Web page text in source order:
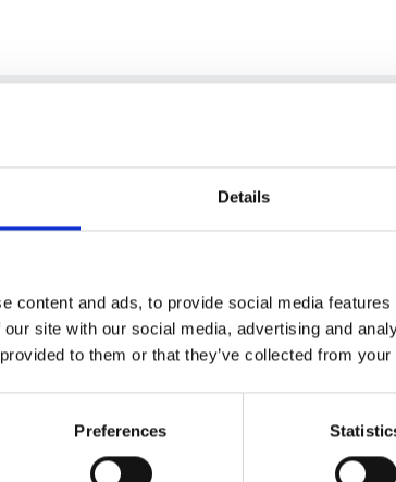
Details
content and ads, to provide social media
site with our social media, advertising and
to them or that they’ve collected from
Preferences
CHE COPRONO L’INTERO
to-pay che
spesa
source-to-pay che aiutano le
l’esecuzione dei flussi di cassa in